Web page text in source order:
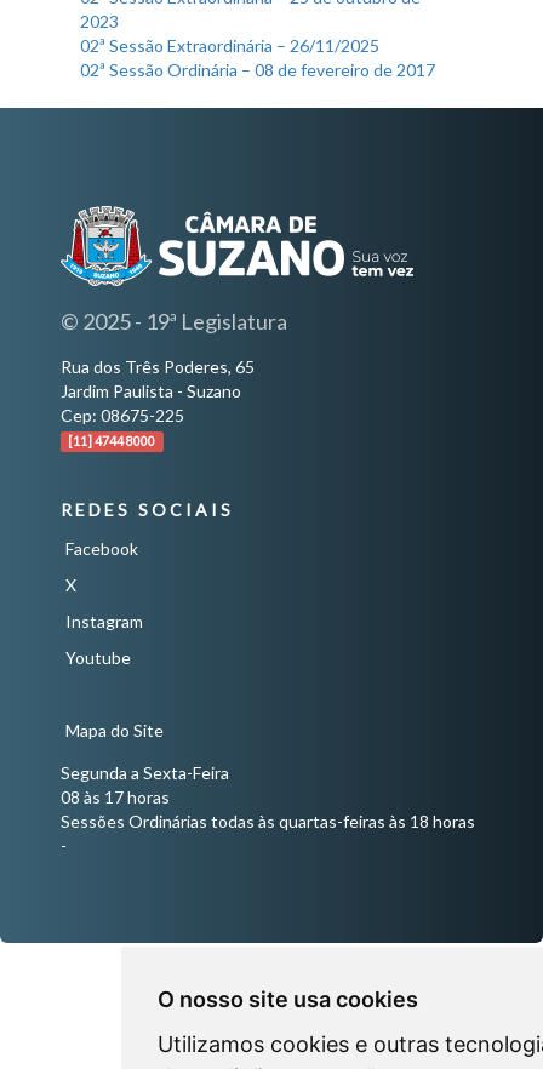
O nosso site usa cookies
Utilizamos cookies e outras
2023
02ª Sessão Extraordinária – 26/11/2025
02ª Sessão Ordinária – 08 de fevereiro de 2017
© 2025 - 19ª Legislatura
Rua dos Três Poderes, 65
Jardim Paulista - Suzano
Cep: 08675-225
[11] 4744 8000
REDES SOCIAIS
Facebook
X
Instagram
Youtube
Mapa do Site
Segunda a Sexta-Feira
08 às 17 horas
Sessões Ordinárias todas às quartas-feiras às 18 horas
-